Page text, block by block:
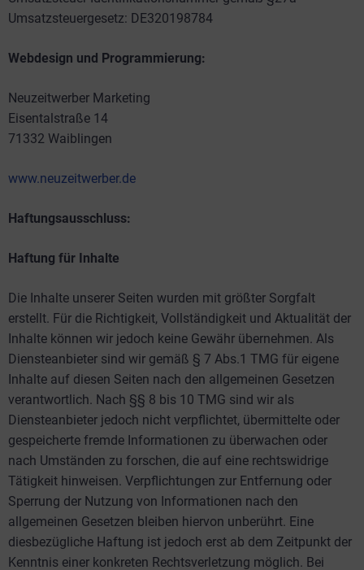
Umsatzsteuergesetz: DE320198784
Webdesign und Programmierung:
Neuzeitwerber Marketing
Eisentalstraße 14
71332 Waiblingen
www.neuzeitwerber.de
Haftungsausschluss:
Haftung für Inhalte
Die Inhalte unserer Seiten wurden mit größter Sorgfalt
erstellt. Für die Richtigkeit, Vollständigkeit und Aktualität der
Inhalte können wir jedoch keine Gewähr übernehmen. Als
Diensteanbieter sind wir gemäß § 7 Abs.1 TMG für eigene
Inhalte auf diesen Seiten nach den allgemeinen Gesetzen
verantwortlich. Nach §§ 8 bis 10 TMG sind wir als
Diensteanbieter jedoch nicht verpflichtet, übermittelte oder
gespeicherte fremde Informationen zu überwachen oder
nach Umständen zu forschen, die auf eine rechtswidrige
Tätigkeit hinweisen. Verpflichtungen zur Entfernung oder
Sperrung der Nutzung von Informationen nach den
allgemeinen Gesetzen bleiben hiervon unberührt. Eine
diesbezügliche Haftung ist jedoch erst ab dem Zeitpunkt der
Kenntnis einer konkreten Rechtsverletzung möglich. Bei